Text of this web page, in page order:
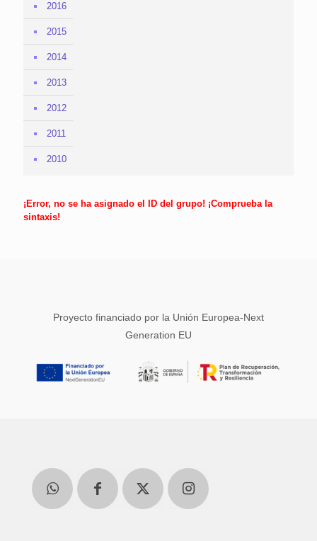
2016
2015
2014
2013
2012
2011
2010
¡Error, no se ha asignado el ID del grupo! ¡Comprueba la
sintaxis!
Proyecto financiado por la Unión Europea-Next
Generation EU